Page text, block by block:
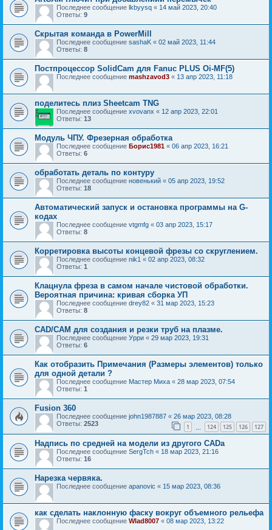
Последнее сообщение lkbyysq « 14 май 2023, 20:40
Ответы: 9
Скрытая команда в PowerMill
Последнее сообщение sashaK « 02 май 2023, 11:44
Ответы: 8
Постпроцессор SolidCam для Fanuc PLUS Oi-MF(5)
Последнее сообщение mashzavod3 « 13 апр 2023, 11:18
поделитесь плиз Sheetcam TNG
Последнее сообщение xvovanx « 12 апр 2023, 22:01
Ответы: 13
Модуль ЧПУ. Фрезерная обработка
Последнее сообщение Борис1981 « 06 апр 2023, 16:21
Ответы: 6
обработать деталь по контуру
Последнее сообщение новенький « 05 апр 2023, 19:52
Ответы: 18
Автоматический запуск и остановка программы на G-
кодах
Последнее сообщение vtgmfg « 03 апр 2023, 15:17
Ответы: 8
Корретировка высоты концевой фрезы со скруглением.
Последнее сообщение nik1 « 02 апр 2023, 08:32
Ответы: 1
Клацнула фреза в самом начале чистовой обработки.
Вероятная причина: кривая сборка УП
Последнее сообщение drey82 « 31 мар 2023, 15:23
Ответы: 8
САD/САМ для создания и резки труб на плазме.
Последнее сообщение Урри « 29 мар 2023, 19:31
Ответы: 6
Как отобразить Примечания (Размеры элементов) только
для одной детали ?
Последнее сообщение Мастер Миха « 28 мар 2023, 07:54
Ответы: 1
Fusion 360
Последнее сообщение john1987887 « 26 мар 2023, 08:28
Ответы: 2523 1 124 125 126 127
Надпись по средней на модели из другого CADа
Последнее сообщение SergTch « 18 мар 2023, 21:16
Ответы: 16
Нарезка червяка.
Последнее сообщение apanovic « 15 мар 2023, 08:36
как сделать наклонную фаску вокруг объемного рельефа
Последнее сообщение Wlad8007 « 08 мар 2023, 13:22